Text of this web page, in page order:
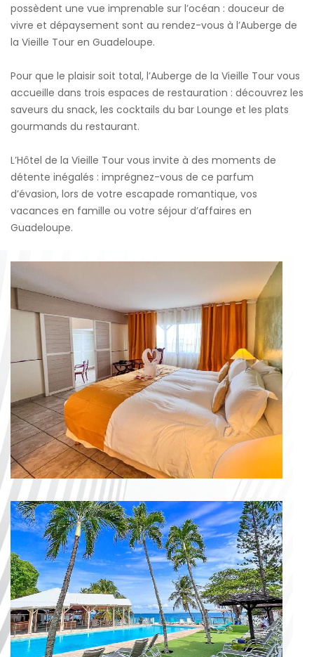
possèdent une vue imprenable sur l’océan : douceur de
vivre et dépaysement sont au rendez-vous à l’Auberge de
la Vieille Tour en Guadeloupe.
Pour que le plaisir soit total, l’Auberge de la Vieille Tour vous
accueille dans trois espaces de restauration : découvrez les
saveurs du snack, les cocktails du bar Lounge et les plats
gourmands du restaurant.
L’Hôtel de la Vieille Tour vous invite à des moments de
détente inégalés : imprégnez-vous de ce parfum
d’évasion, lors de votre escapade romantique, vos
vacances en famille ou votre séjour d’affaires en
Guadeloupe.